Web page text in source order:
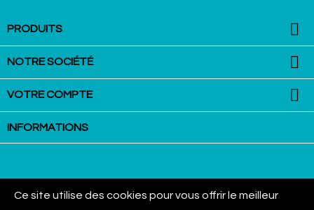
PRODUITS 
NOTRE SOCIÉTÉ 
VOTRE COMPTE 
INFORMATIONS
La Martingale - Equestrian Equipment : VAN AUBEL Group SPRL - Rue
Ce site utilise des cookies pour vous offrir le meilleur